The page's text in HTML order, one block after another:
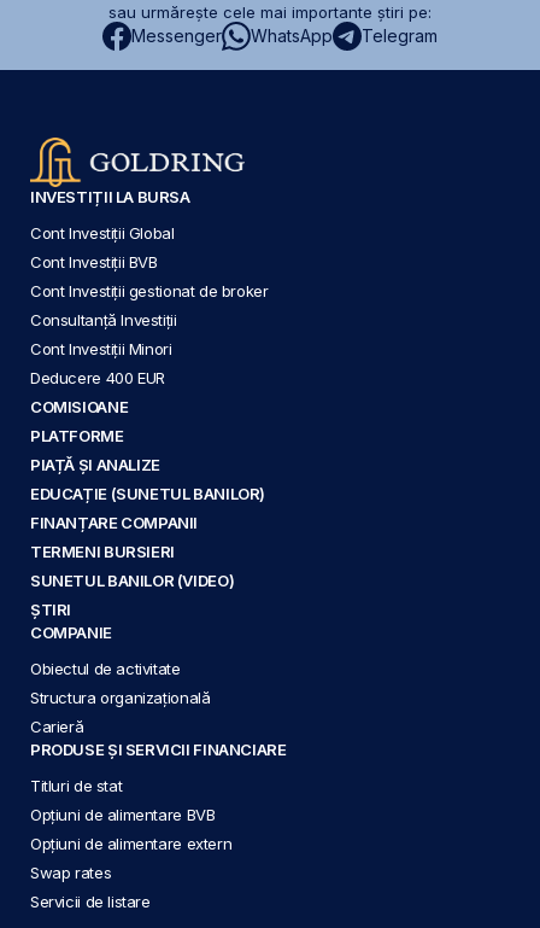
sau urmărește cele mai importante știri pe:
Messenger WhatsApp Telegram
INVESTIȚII LA BURSA
Cont Investiții Global
Cont Investiții BVB
Cont Investiții gestionat de broker
Consultanță Investiții
Cont Investiții Minori
Deducere 400 EUR
COMISIOANE
PLATFORME
PIAȚĂ ȘI ANALIZE
EDUCAȚIE (SUNETUL BANILOR)
FINANȚARE COMPANII
TERMENI BURSIERI
SUNETUL BANILOR (VIDEO)
ȘTIRI
COMPANIE
Obiectul de activitate
Structura organizațională
Carieră
PRODUSE ȘI SERVICII FINANCIARE
Titluri de stat
Opțiuni de alimentare BVB
Opțiuni de alimentare extern
Swap rates
Servicii de listare